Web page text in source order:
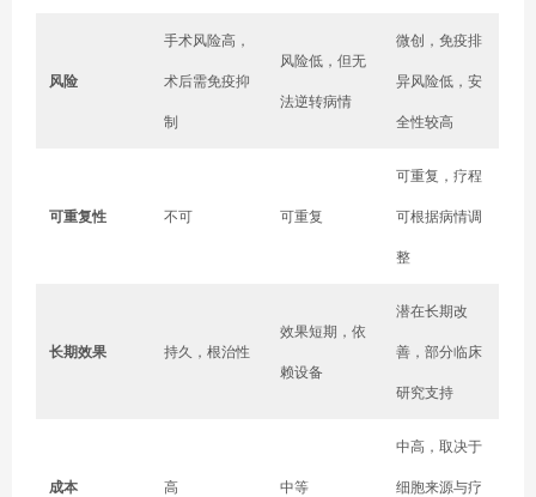
风险
手术风险高，
术后需免疫抑
制
风险低，但无
法逆转病情
微创，免疫排
异风险低，安
全性较高
可重复性 不可 可重复
可重复，疗程
可根据病情调
整
长期效果 持久，根治性
效果短期，依
赖设备
潜在长期改
善，部分临床
研究支持
成本 高 中等
中高，取决于
细胞来源与疗